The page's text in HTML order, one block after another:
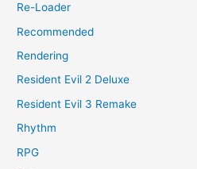
Re-Loader
Recommended
Rendering
Resident Evil 2 Deluxe
Resident Evil 3 Remake
Rhythm
RPG